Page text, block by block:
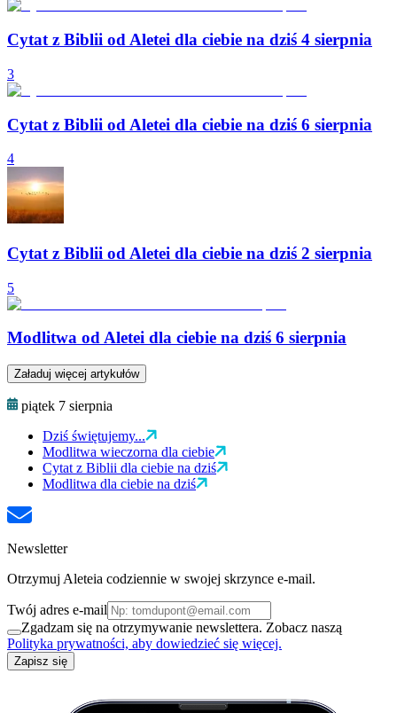
Cytat z Biblii od Aletei dla ciebie na dziś 4 sierpnia
3
Cytat z Biblii od Aletei dla ciebie na dziś 6 sierpnia
4
Cytat z Biblii od Aletei dla ciebie na dziś 2 sierpnia
5
Modlitwa od Aletei dla ciebie na dziś 6 sierpnia
Załaduj więcej artykułów
piątek 7 sierpnia
Dziś świętujemy...
Modlitwa wieczorna dla ciebie
Cytat z Biblii dla ciebie na dziś
Modlitwa dla ciebie na dziś
Newsletter
Otrzymuj Aleteia codziennie w swojej skrzynce e-mail.
Twój adres e-mail
Zgadzam się na otrzymywanie newslettera. Zobacz naszą
Polityka prywatności, aby dowiedzieć się więcej.
Zapisz się